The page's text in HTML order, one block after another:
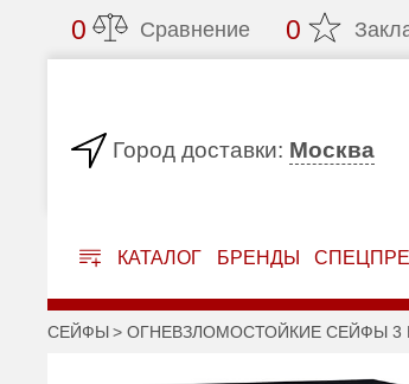
0 Сравнение 0
Город доставки: Москва
КАТАЛОГ БРЕНДЫ
СЕЙФЫ ОГНЕВЗЛОМОСТОЙКИЕ СЕЙФЫ 3